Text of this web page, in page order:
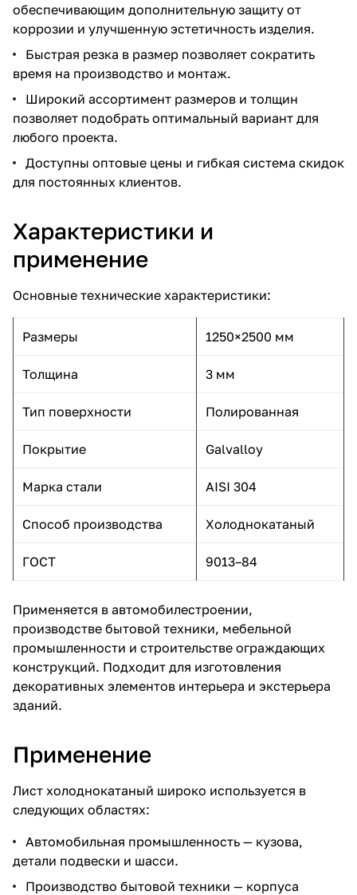
обеспечивающим дополнительную защиту от
коррозии и улучшенную эстетичность изделия.
Быстрая резка в размер позволяет сократить
время на производство и монтаж.
Широкий ассортимент размеров и толщин
позволяет подобрать оптимальный вариант для
любого проекта.
Доступны оптовые цены и гибкая система скидок
для постоянных клиентов.
Характеристики и
применение
Основные технические характеристики:
Размеры 1250×2500 мм
Толщина 3 мм
Тип поверхности Полированная
Покрытие Galvalloy
Марка стали AISI 304
Способ производства Холоднокатаный
ГОСТ 9013–84
Применяется в автомобилестроении,
производстве бытовой техники, мебельной
промышленности и строительстве ограждающих
конструкций. Подходит для изготовления
декоративных элементов интерьера и экстерьера
зданий.
Применение
Лист холоднокатаный широко используется в
следующих областях:
Автомобильная промышленность — кузова,
детали подвески и шасси.
Производство бытовой техники — корпуса